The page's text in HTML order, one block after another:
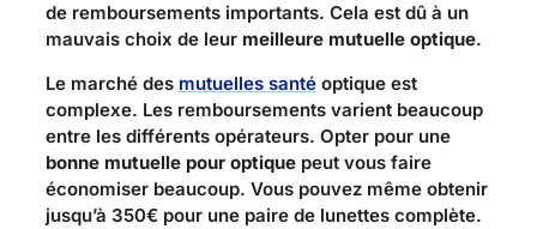
de remboursements importants. Cela est dû à un
mauvais choix de leur meilleure mutuelle optique.
Le marché des mutuelles santé optique est
complexe. Les remboursements varient beaucoup
entre les différents opérateurs. Opter pour une
bonne mutuelle pour optique peut vous faire
économiser beaucoup. Vous pouvez même obtenir
jusqu’à 350€ pour une paire de lunettes complète.